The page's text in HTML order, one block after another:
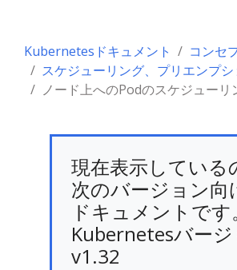
Kubernetesドキュメント
コンセ
スケジューリング、プリエンプ
ノード上へのPodのスケジューリ
現在表示している
次のバージョン向
ドキュメントです。
Kubernetesバー
v1.32